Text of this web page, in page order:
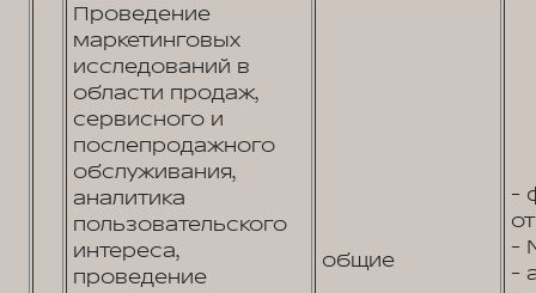
Проведение
маркетинговых
исследований в
области продаж,
сервисного и
послепродажного
обслуживания,
аналитика
пользовательского
интереса,
проведение
общие
-
-
-